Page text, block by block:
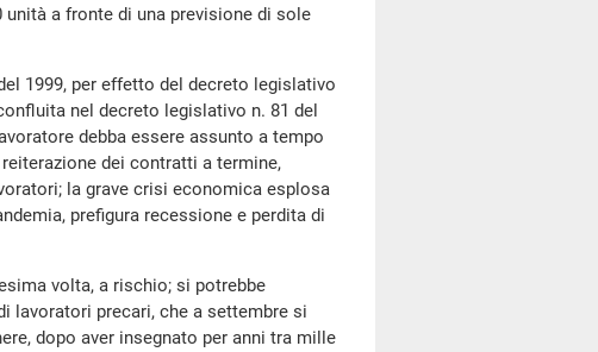
a fronte di una previsione di sole
per effetto del decreto legislativo
nel decreto legislativo n. 81 del
debba essere assunto a tempo
dei contratti a termine,
la grave crisi economica esplosa
prefigura recessione e perdita di
volta, a rischio; si potrebbe
lavoratori precari, che a settembre si
dopo aver insegnato per anni tra mille